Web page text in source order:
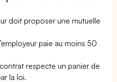
doit proposer une mutuelle
paie au moins 50
respecte un panier de
la loi.